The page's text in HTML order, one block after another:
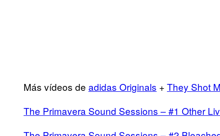
Más vídeos de adidas Originals + They Shot
The Primavera Sound Sessions – #1 Other